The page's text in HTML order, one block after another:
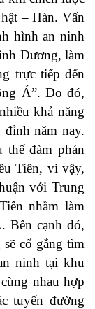
– Hàn. Vấn
hình an ninh
Dương, làm
trực tiếp đến
Á”. Do đó,
khả năng
năm nay.
đàm phán
Tiên, vì vậy,
với Trung
nhằm làm
Bên cạnh đó,
cố gắng tìm
ninh tại khu
nhau hợp
tuyến đường